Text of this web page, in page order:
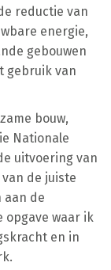
reductie van
energie,
gebouwen
gebruik van
bouw,
Nationale
uitvoering van
de juiste
aan de
opgave waar ik
en in